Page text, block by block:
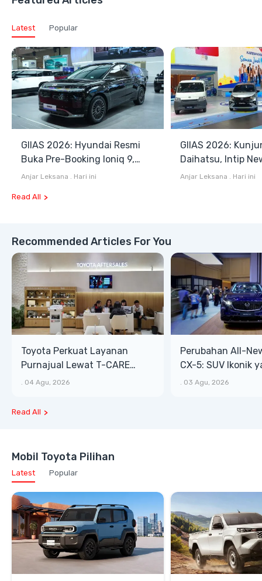
Latest Popular
GIIAS 2026: Hyundai Resmi
Buka Pre-Booking Ioniq 9,
Harga Mulai Rp1,49 Miliar
Anjar Leksana Hari ini
GIIAS 2026:
Daihatsu, Intip
Terios SE hingga
Anjar Leksana Hari ini
Read All
Recommended Articles For You
Toyota Perkuat Layanan
Purnajual Lewat T-CARE
XTRA, Manfaat Lebih Besar
04 Agu, 2026
Perubahan All-
CX-5: SUV Ikonik
Bongsor, Mewah,
03 Agu, 2026
Read All
Mobil Toyota Pilihan
Latest Popular